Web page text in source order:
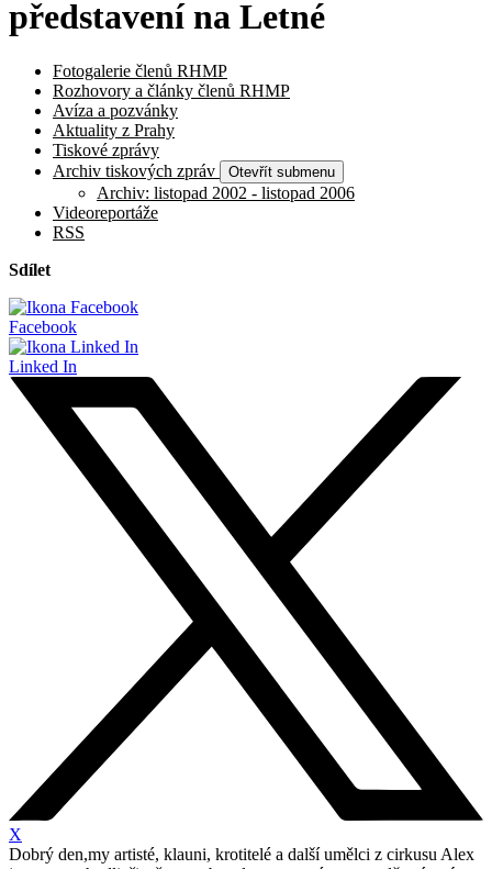
představení na Letné
Fotogalerie členů RHMP
Rozhovory a články členů RHMP
Avíza a pozvánky
Aktuality z Prahy
Tiskové zprávy
Archiv tiskových zpráv
Otevřít submenu
Archiv: listopad 2002 - listopad 2006
Videoreportáže
RSS
Sdílet
Facebook
Linked In
X
Dobrý den,my artisté, klauni, krotitelé a další umělci z cirkusu Alex